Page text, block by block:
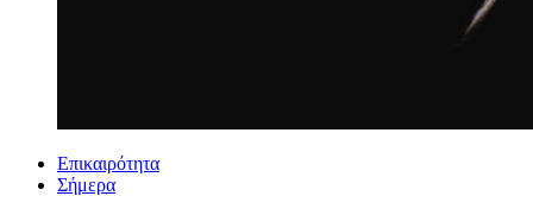
Επικαιρότητα
Σήμερα